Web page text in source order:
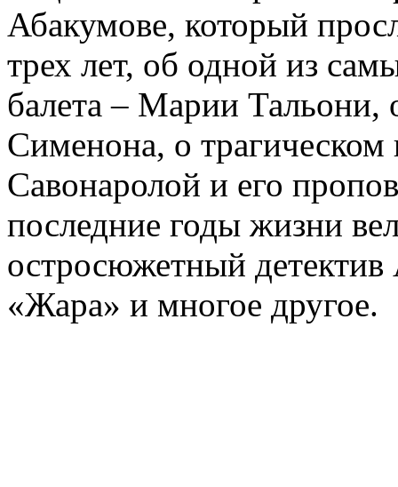
Абакумове, который
трех лет, об одной из
балета – Марии
Сименона, о трагическом
Савонаролой и его
последние годы жизни
остросюжетный детектив
«Жара» и многое другое.